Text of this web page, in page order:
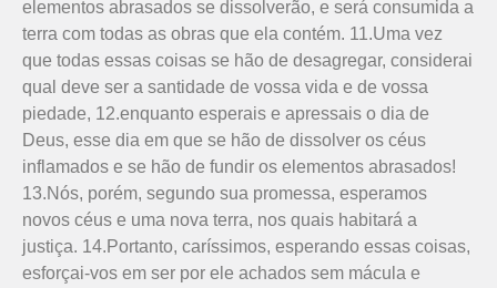
elementos abrasados se dissolverão, e será consumida a
terra com todas as obras que ela contém. 11.Uma vez
que todas essas coisas se hão de desagregar, considerai
qual deve ser a santidade de vossa vida e de vossa
piedade, 12.enquanto esperais e apressais o dia de
Deus, esse dia em que se hão de dissolver os céus
inflamados e se hão de fundir os elementos abrasados!
13.Nós, porém, segundo sua promessa, esperamos
novos céus e uma nova terra, nos quais habitará a
justiça. 14.Portanto, caríssimos, espe­rando essas coisas,
esforçai-vos em ser por ele achados sem mácula e